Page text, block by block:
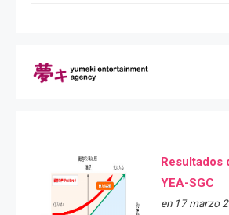
Resultados
YEA-SGC
en 17 marzo